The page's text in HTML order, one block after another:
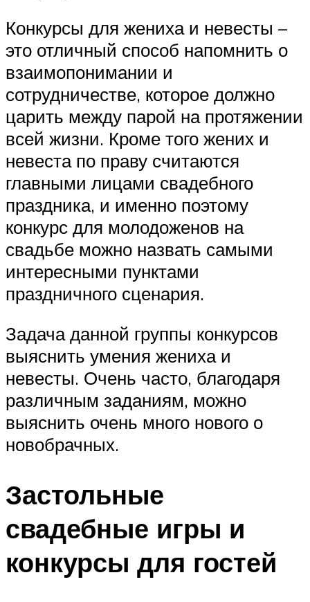
Конкурсы для жениха и невесты –
это отличный способ напомнить о
взаимопонимании и
сотрудничестве, которое должно
царить между парой на протяжении
всей жизни. Кроме того жених и
невеста по праву считаются
главными лицами свадебного
праздника, и именно поэтому
конкурс для молодоженов на
свадьбе можно назвать самыми
интересными пунктами
праздничного сценария.
Задача данной группы конкурсов
выяснить умения жениха и
невесты. Очень часто, благодаря
различным заданиям, можно
выяснить очень много нового о
новобрачных.
Застольные
свадебные игры и
конкурсы для гостей